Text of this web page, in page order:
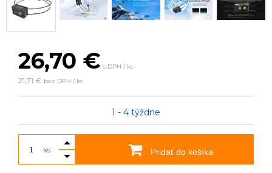
26,70 € s DPH / ks
21,71 € bez DPH / ks
1 - 4 týždne
ks Pridať do košíka